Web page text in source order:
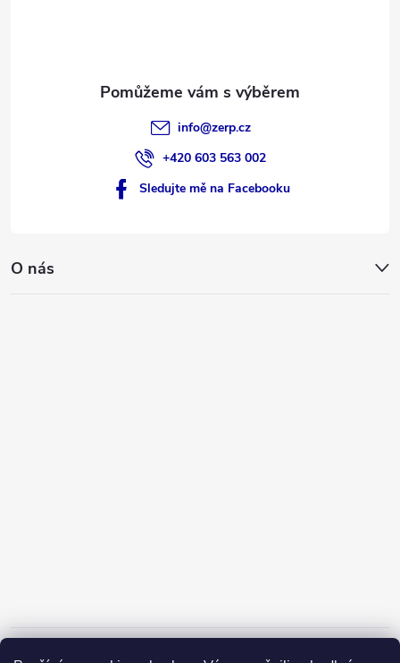
info@zerp.cz
+420 603 563 002
Sledujte mě na Facebooku
O nás